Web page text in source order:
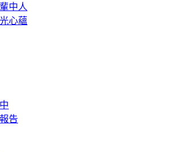
中人
心蘊
告